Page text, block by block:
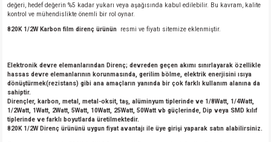
değeri, hedef değerin %5 kadar yukarı veya aşağısında kabul edilebilir. Bu kavram, kalite
kontrol ve mühendislikte önemli bir rol oynar.
820K 1/2W Karbon film direnç ürünün resmi ve fiyatı sitemize eklenmiştir.
Elektronik devre elemanlarından Direnç; devreden geçen akımı sınırlayarak özellikle
hassas devre elemanlarının korunmasında, gerilim bölme, elektrik enerjisini ısıya
dönüştürmek(rezistans) gibi ana amaçların yanında bir çok farklı kullanım alanına da
sahiptir.
Dirençler, karbon, metal, metal-oksit, taş, alüminyum tiplerinde ve 1/8Watt, 1/4Watt,
1/2Watt, 1Watt, 2Watt, 5Watt, 10Watt, 25Watt, 50Watt vb güçlerinde, Dip veya SMD kılıf
tiplerinde ve farklı boyutlarda üretilmektedir.
820K 1/2W Direnç ürününü uygun fiyat avantajı ile üye girişi yaparak satın alabilirsiniz.